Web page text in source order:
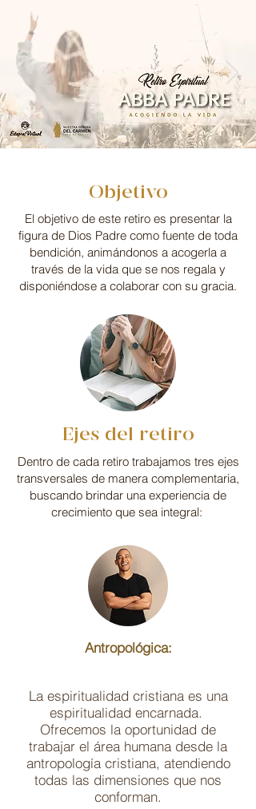
Objetivo
El objetivo de este retiro es presentar la
figura de Dios Padre como fuente de toda
bendición, animándonos a acogerla a
través de la vida que se nos regala y
disponiéndose a colaborar con su gracia.
Ejes del retiro
Dentro de cada retiro trabajamos tres ejes
transversales de manera complementaria,
buscando brindar una experiencia de
crecimiento que sea integral:
Antropológica:
La espiritualidad cristiana es una
espiritualidad encarnada.
Ofrecemos la oportunidad de
trabajar el área humana desde la
antropología cristiana, atendiendo
todas las dimensiones que nos
conforman.